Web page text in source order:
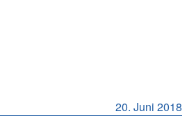
20. Juni 2018